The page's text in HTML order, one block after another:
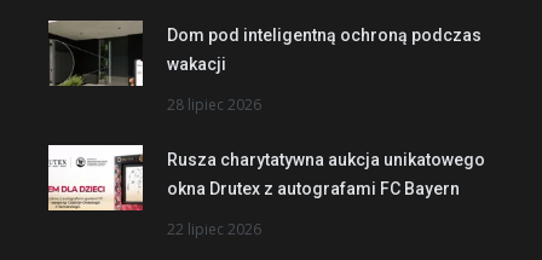
Dom pod inteligentną ochroną podczas
wakacji
28 lipiec 2026
Rusza charytatywna aukcja unikatowego
okna Drutex z autografami FC Bayern
22 lipiec 2026